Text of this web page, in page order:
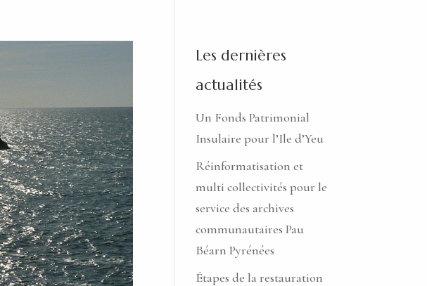
Les dernières
actualités
Un Fonds Patrimonial
Insulaire pour l’Ile d’Yeu
Réinformatisation et
multi collectivités pour le
service des archives
communautaires Pau
Béarn Pyrénées
Étapes de la restauration